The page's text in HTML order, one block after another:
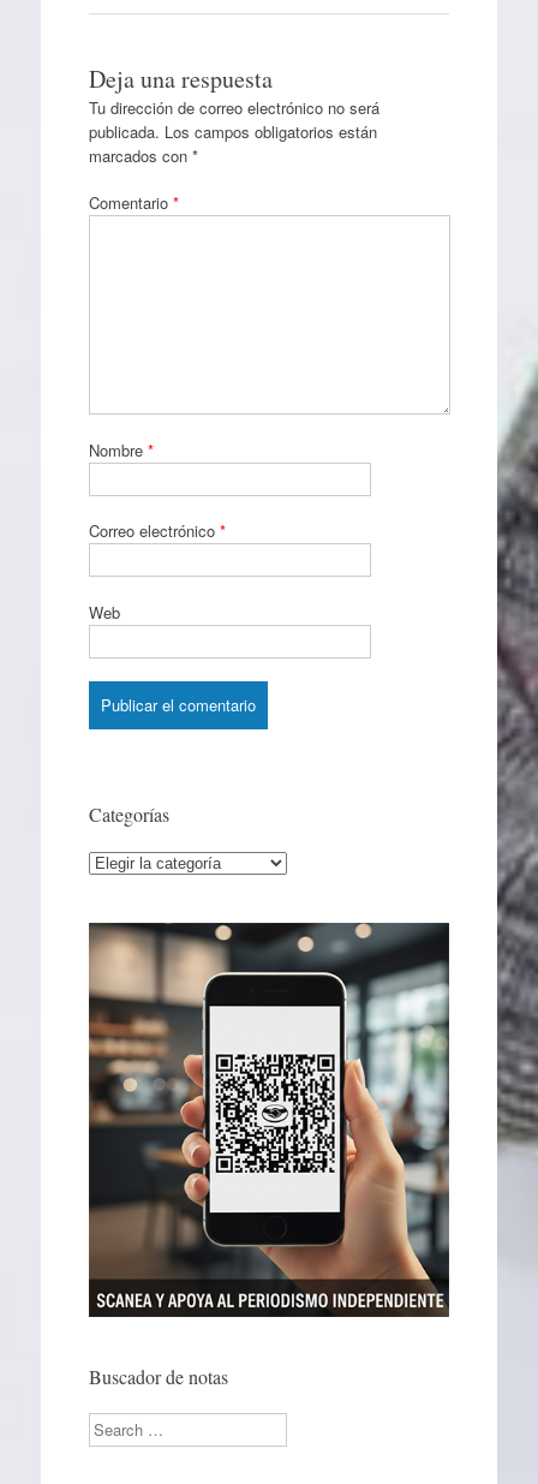
Deja una respuesta
Tu dirección de correo electrónico no será
publicada. Los campos obligatorios están
marcados con *
Comentario *
Nombre *
Correo electrónico *
Web
Categorías
Categorías
Buscador de notas
Search